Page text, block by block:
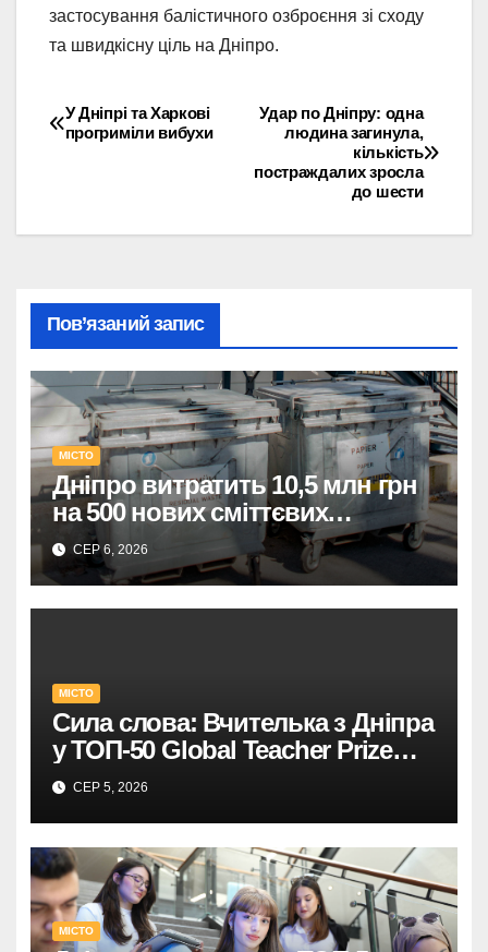
застосування балістичного озброєння зі сходу
та швидкісну ціль на Дніпро.
Навігація
Удар по Дніпру: одна
людина загинула,
кількість
постраждалих зросла
до шести
У Дніпрі та Харкові
прогриміли вибухи
Пов’язаний запис
МІСТО
Дніпро витратить 10,5 млн грн
на 500 нових сміттєвих
контейнерів.
СЕР 6, 2026
МІСТО
Сила слова: Вчителька з Дніпра
у ТОП-50 Global Teacher Prize
Ukraine
СЕР 5, 2026
МІСТО